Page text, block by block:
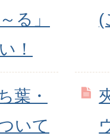
る」
！
(
葉・
いて